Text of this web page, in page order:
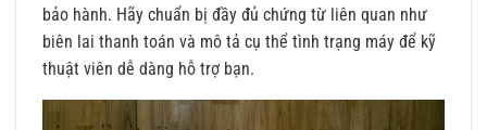
bảo hành. Hãy chuẩn bị đầy đủ chứng từ liên quan như
biên lai thanh toán và mô tả cụ thể tình trạng máy để kỹ
thuật viên dễ dàng hỗ trợ bạn.